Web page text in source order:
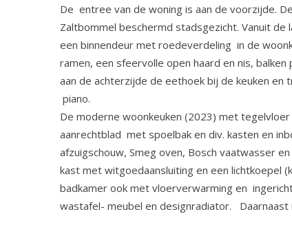
De entree van de woning is aan de voorzijde.
Zaltbommel beschermd stadsgezicht. Vanuit
een binnendeur met roedeverdeling in de
ramen, een sfeervolle open haard en nis,
aan de achterzijde de eethoek bij de keuken
piano.
De moderne woonkeuken (2023) met
aanrechtblad met spoelbak en div. kasten en
afzuigschouw, Smeg oven, Bosch vaatwasser
kast met witgoedaansluiting en een
badkamer ook met vloerverwarming en
wastafel- meubel en designradiator.